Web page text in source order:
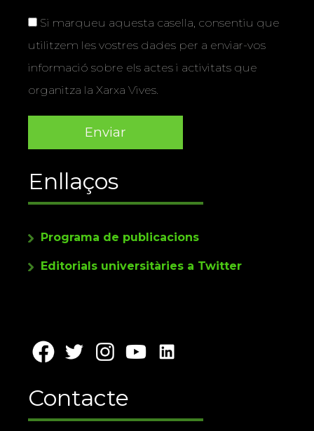
Si marqueu aquesta casella, consentiu que
utilitzem les vostres dades per a enviar-vos
informació sobre els actes i activitats que
organitza la Xarxa Vives.
Enllaços
Programa de publicacions
Editorials universitàries a Twitter
Contacte